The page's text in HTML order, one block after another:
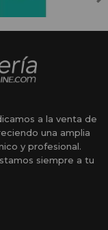
a la venta de
una amplia
y profesional.
siempre a tu